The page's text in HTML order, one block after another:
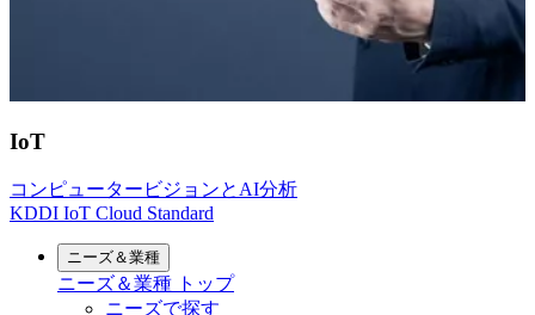
IoT
コンピュータービジョンとAI分析
KDDI IoT Cloud Standard
ニーズ＆業種
ニーズ＆業種 トップ
ニーズで探す